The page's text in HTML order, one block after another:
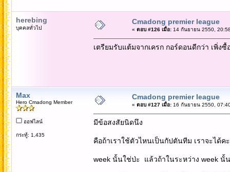
herebing
บุคคลทั่วไป
Cmadong premier league
« ตอบ #126 เมื่อ:14 กันยายน 2550,
เตรียมรับแต้มจากเครก กอร์ดอนดีกว่า เพิ่งซื้
Max
Hero Cmadong Member
ออฟไลน์
กระทู้: 1,435
Cmadong premier league
« ตอบ #127 เมื่อ:16 กันยายน 2550,
มีข้อสงสัยนิดนึง
คือถ้าเราใช้ตัวไหนเป็นกัปตันทีม เราจะได้
week นั้นใช่ป่ะ แล้วถ้าในระหว่าง week นั้